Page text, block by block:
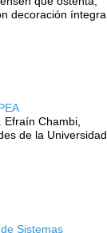
decoración íntegra
Efraín Chambi,
de la Universidad
Sistemas